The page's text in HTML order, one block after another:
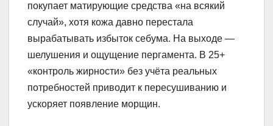
покупает матирующие средства «на всякий
случай», хотя кожа давно перестала
вырабатывать избыток себума. На выходе —
шелушения и ощущение пергамента. В 25+
«контроль жирности» без учёта реальных
потребностей приводит к пересушиванию и
ускоряет появление морщин.